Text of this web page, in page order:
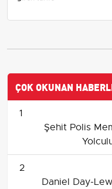
ÇOK OKUNAN
1
Şehit Polis
2
Daniel Day-